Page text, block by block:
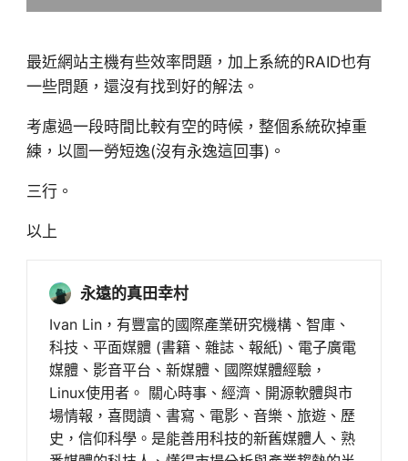
最近網站主機有些效率問題，加上系統的RAID也有
一些問題，還沒有找到好的解法。
考慮過一段時間比較有空的時候，整個系統砍掉重
練，以圖一勞短逸(沒有永逸這回事)。
三行。
以上
永遠的真田幸村
Ivan Lin，有豐富的國際產業研究機構、智庫、
科技、平面媒體 (書籍、雜誌、報紙)、電子廣電
媒體、影音平台、新媒體、國際媒體經驗，
Linux使用者。 關心時事、經濟、開源軟體與市
場情報，喜閱讀、書寫、電影、音樂、旅遊、歷
史，信仰科學。是能善用科技的新舊媒體人、熟